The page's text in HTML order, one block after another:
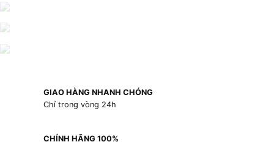
GIAO HÀNG NHANH CHÓNG
Chỉ trong vòng 24h
CHÍNH HÃNG 100%